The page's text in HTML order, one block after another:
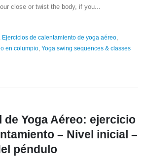
close or twist the body, if you...
Ejercicios de calentamiento de yoga aéreo,
en columpio Yoga swing sequences & classes
de Yoga Aéreo: ejercicio
– Nivel inicial –
péndulo